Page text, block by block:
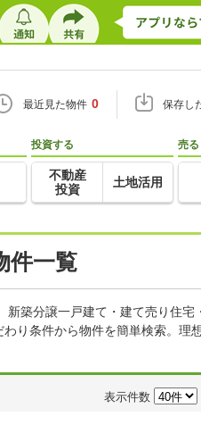
最近見た物件 0 保存し
投資する
不動産
投資
土地活用
売る
件一覧
築分譲一戸建て・建て売り住
り条件から物件を簡単検索。理
表示件数